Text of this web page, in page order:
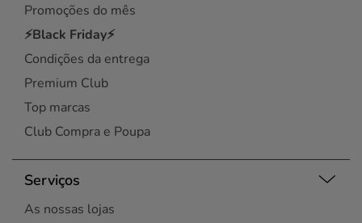
Promoções do mês
⚡Black Friday⚡
Condições da entrega
Premium Club
Top marcas
Club Compra e Poupa
Serviços
As nossas lojas